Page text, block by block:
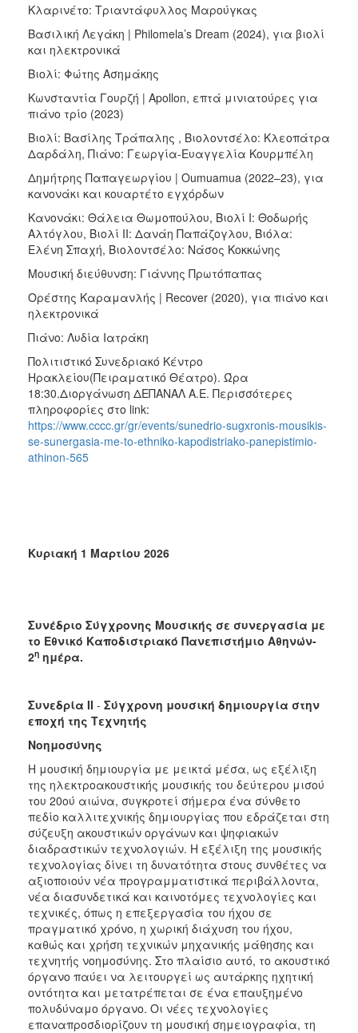
Κλαρινέτο: Τριαντάφυλλος Μαρούγκας
Βασιλική Λεγάκη | Philomela’s Dream (2024), για βιολί
και ηλεκτρονικά
Bιολί: Φώτης Ασημάκης
Κωνσταντία Γουρζή | Apollon, επτά μινιατούρες για
πιάνο τρίο (2023)
Βιολί: Βασίλης Τράπαλης , Βιολοντσέλο: Κλεοπάτρα
Δαρδάλη, Πιάνο: Γεωργία-Ευαγγελία Κουρμπέλη
Δημήτρης Παπαγεωργίου | Oumuamua (2022–23), για
κανονάκι και κουαρτέτο εγχόρδων
Κανονάκι: Θάλεια Θωμοπούλου, Βιολί Ι: Θοδωρής
Αλτόγλου, Βιολί ΙΙ: Δανάη Παπάζογλου, Βιόλα:
Ελένη Σπαχή, Βιολοντσέλο: Νάσος Κοκκώνης
Μουσική διεύθυνση: Γιάννης Πρωτόπαπας
Ορέστης Καραμανλής | Recover (2020), για πιάνο και
ηλεκτρονικά
Πιάνο: Λυδία Ιατράκη
Πολιτιστικό Συνεδριακό Κέντρο
Ηρακλείου(Πειραματικό Θέατρο). Ώρα
18:30.Διοργάνωση ΔΕΠΑΝΑΛ Α.Ε. Περισσότερες
πληροφορίες στο link:
https://www.cccc.gr/gr/events/sunedrio-sugxronis-mousikis-
se-sunergasia-me-to-ethniko-kapodistriako-panepistimio-
athinon-565
Κυριακή 1 Μαρτίου 2026
Συνέδριο Σύγχρονης Μουσικής σε συνεργασία με
το Εθνικό Καποδιστριακό Πανεπιστήμιο Αθηνών-
2η ημέρα.
Συνεδρία ΙΙ - Σύγχρονη μουσική δημιουργία στην
εποχή της Τεχνητής
Νοημοσύνης
Η μουσική δημιουργία με μεικτά μέσα, ως εξέλιξη
της ηλεκτροακουστικής μουσικής του δεύτερου μισού
του 20ού αιώνα, συγκροτεί σήμερα ένα σύνθετο
πεδίο καλλιτεχνικής δημιουργίας που εδράζεται στη
σύζευξη ακουστικών οργάνων και ψηφιακών
διαδραστικών τεχνολογιών. Η εξέλιξη της μουσικής
τεχνολογίας δίνει τη δυνατότητα στους συνθέτες να
αξιοποιούν νέα προγραμματιστικά περιβάλλοντα,
νέα διασυνδετικά και καινοτόμες τεχνολογίες και
τεχνικές, όπως η επεξεργασία του ήχου σε
πραγματικό χρόνο, η χωρική διάχυση του ήχου,
καθώς και χρήση τεχνικών μηχανικής μάθησης και
τεχνητής νοημοσύνης. Στο πλαίσιο αυτό, το ακουστικό
όργανο παύει να λειτουργεί ως αυτάρκης ηχητική
οντότητα και μετατρέπεται σε ένα επαυξημένο
πολυδύναμο όργανο. Οι νέες τεχνολογίες
επαναπροσδιορίζουν τη μουσική σημειογραφία, τη